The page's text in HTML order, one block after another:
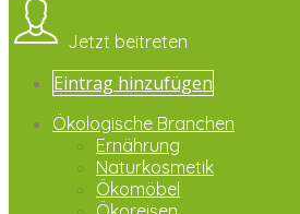
Jetzt beitreten
Eintrag hinzufügen
Ökologische Branchen
Ernährung
Naturkosmetik
Ökomöbel